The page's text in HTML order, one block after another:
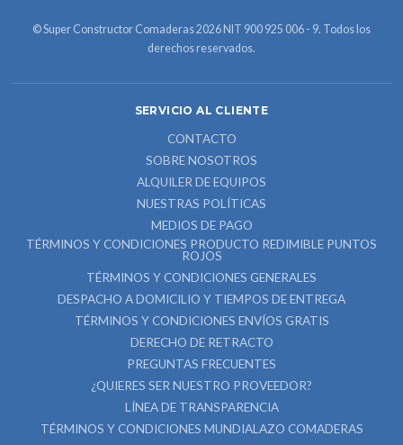
© Super Constructor Comaderas 2026 NIT 900 925 006 - 9. Todos los
derechos reservados.
SERVICIO AL CLIENTE
CONTACTO
SOBRE NOSOTROS
ALQUILER DE EQUIPOS
NUESTRAS POLÍTICAS
MEDIOS DE PAGO
TÉRMINOS Y CONDICIONES PRODUCTO REDIMIBLE PUNTOS
ROJOS
TÉRMINOS Y CONDICIONES GENERALES
DESPACHO A DOMICILIO Y TIEMPOS DE ENTREGA
TÉRMINOS Y CONDICIONES ENVÍOS GRATIS
DERECHO DE RETRACTO
PREGUNTAS FRECUENTES
¿QUIERES SER NUESTRO PROVEEDOR?
LÍNEA DE TRANSPARENCIA
TÉRMINOS Y CONDICIONES MUNDIALAZO COMADERAS